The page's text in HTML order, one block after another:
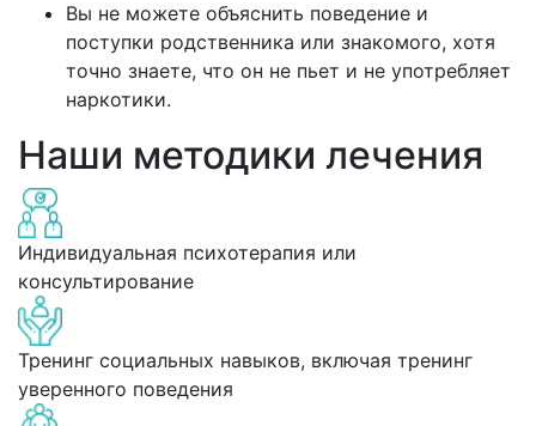
Вы не можете объяснить поведение и
поступки родственника или знакомого, хотя
точно знаете, что он не пьет и не употребляет
наркотики.
Наши методики лечения
Индивидуальная психотерапия или
консультирование
Тренинг социальных навыков, включая тренинг
уверенного поведения